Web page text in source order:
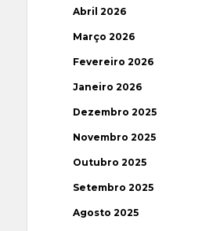
Abril 2026
Março 2026
Fevereiro 2026
Janeiro 2026
Dezembro 2025
Novembro 2025
Outubro 2025
Setembro 2025
Agosto 2025